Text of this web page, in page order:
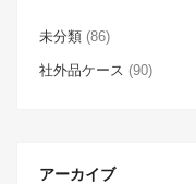
未分類 (86)
社外品ケース (90)
アーカイブ